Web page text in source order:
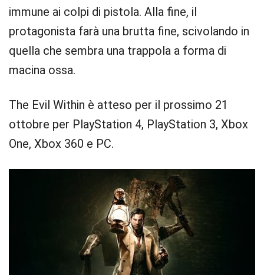
immune ai colpi di pistola. Alla fine, il
protagonista farà una brutta fine, scivolando in
quella che sembra una trappola a forma di
macina ossa.
The Evil Within è atteso per il prossimo 21
ottobre per PlayStation 4, PlayStation 3, Xbox
One, Xbox 360 e PC.